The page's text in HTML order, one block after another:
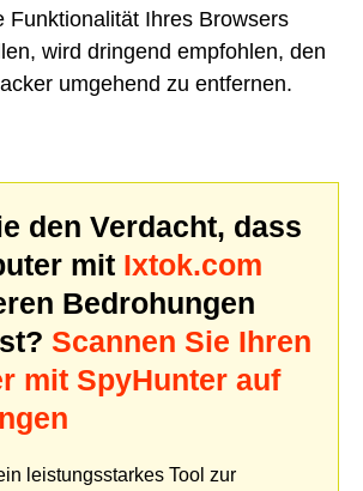
Funktionalität Ihres Browsers
wird dringend empfohlen, den
umgehend zu entfernen.
den Verdacht, dass
mit Ixtok.com
Bedrohungen
Scannen Sie Ihren
mit SpyHunter auf
leistungsstarkes Tool zur